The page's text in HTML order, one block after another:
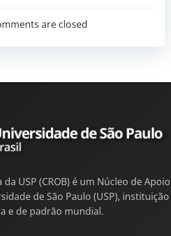
are closed
USP (CROB) é um Núcleo de Apoio
de São Paulo (USP), instituição
e de padrão mundial.